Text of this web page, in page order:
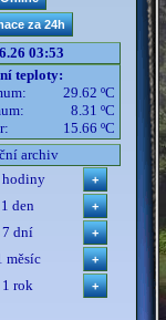
03:53
teploty:
29.62 ºC
8.31 ºC
15.66 ºC
archiv
hodiny
1 den
7 dní
měsíc
1 rok